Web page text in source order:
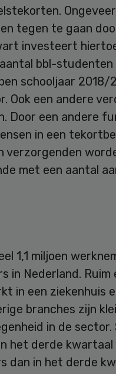
tegen te gaan
investeert
bbl-studenten
schooljaar 2018/
Ook een andere
Door een andere
in een
verzorgenden
met een aantal
1,1 miljoen
in Nederland.
in een ziekenhuis
branches zijn
in de
het derde kwartaal
dan in het derde